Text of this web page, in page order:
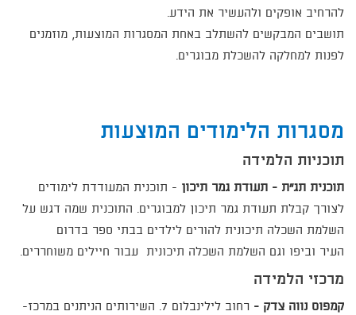
להרחיב אופקים ולהעשיר את הידע.
תושבים המבקשים להשתלב באחת המסגרות המוצעות, מוזמנים
לפנות למחלקה להשכלת מבוגרים.
מסגרות הלימודים המוצעות
תוכניות הלמידה
תוכנית תג"ת - תעודת גמר תיכון - תוכנית המעודדת לימודים
לצורך קבלת תעודת גמר תיכון למבוגרים. התוכנית שמה דגש על
השלמת השכלה תיכונית להורים לילדים בבתי ספר בדרום
העיר וביפו וגם השלמת השכלה תיכונית עבור חיילים משוחררים.
מרכזי הלמידה
קמפוס נווה צדק -
רחוב לילינבלום 7. השירותים הניתנים במרכז-